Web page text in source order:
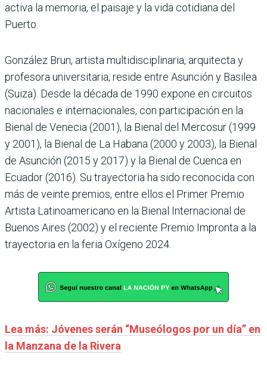
activa la memoria, el paisaje y la vida cotidiana del
Puerto.
González Brun, artista multidisciplinaria, arquitecta y
profesora universitaria, reside entre Asunción y Basilea
(Suiza). Desde la década de 1990 expone en circuitos
nacionales e internacionales, con participación en la
Bienal de Venecia (2001), la Bienal del Mercosur (1999
y 2001), la Bienal de La Habana (2000 y 2003), la Bienal
de Asunción (2015 y 2017) y la Bienal de Cuenca en
Ecuador (2016). Su trayectoria ha sido reconocida con
más de veinte premios, entre ellos el Primer Premio
Artista Latinoamericano en la Bienal Internacional de
Buenos Aires (2002) y el reciente Premio Impronta a la
trayectoria en la feria Oxígeno 2024.
Lea más: Jóvenes serán “Museólogos por un día” en
la Manzana de la Rivera